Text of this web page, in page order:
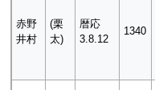
赤野
井村
(栗
太)
暦応
3.8.12
1340